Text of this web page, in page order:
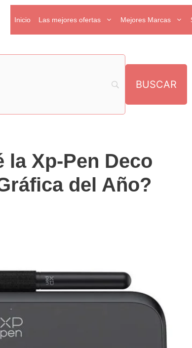
Inicio Las mejores ofertas Mejores Marcas
la Xp-Pen Deco
del Año?